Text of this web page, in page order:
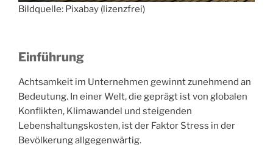
Bildquelle: Pixabay (lizenzfrei)
Einführung
Achtsamkeit im Unternehmen gewinnt zunehmend an
Bedeutung. In einer Welt, die geprägt ist von globalen
Konflikten, Klimawandel und steigenden
Lebenshaltungskosten, ist der Faktor Stress in der
Bevölkerung allgegenwärtig.